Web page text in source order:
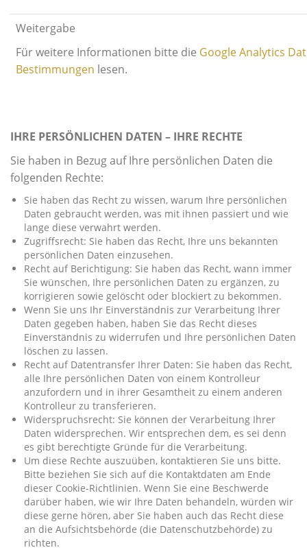
Weitergabe
Für weitere Informationen bitte die Google Analytics
Bestimmungen lesen.
IHRE PERSÖNLICHEN DATEN – IHRE RECHTE
Sie haben in Bezug auf Ihre persönlichen Daten die
folgenden Rechte:
Sie haben das Recht zu wissen, warum Ihre persönlichen
Daten gebraucht werden, was mit ihnen passiert und wie
lange diese verwahrt werden.
Zugriffsrecht: Sie haben das Recht, Ihre uns bekannten
persönlichen Daten einzusehen.
Recht auf Berichtigung: Sie haben das Recht, wann immer
Sie wünschen, Ihre persönlichen Daten zu ergänzen, zu
korrigieren sowie gelöscht oder blockiert zu bekommen.
Wenn Sie uns Ihr Einverständnis zur Verarbeitung Ihrer
Daten gegeben haben, haben Sie das Recht dieses
Einverständnis zu widerrufen und Ihre persönlichen Daten
löschen zu lassen.
Recht auf Datentransfer Ihrer Daten: Sie haben das Recht,
alle Ihre persönlichen Daten von einem Kontrolleur
anzufordern und in ihrer Gesamtheit zu einem anderen
Kontrolleur zu transferieren.
Widerspruchsrecht: Sie können der Verarbeitung Ihrer
Daten widersprechen. Wir entsprechen dem, es sei denn
es gibt berechtigte Gründe für die Verarbeitung.
Um diese Rechte auszuüben, kontaktieren Sie uns bitte.
Bitte beziehen Sie sich auf die Kontaktdaten am Ende
dieser Cookie-Richtlinien. Wenn Sie eine Beschwerde
darüber haben, wie wir Ihre Daten behandeln, würden wir
diese gerne hören, aber Sie haben auch das Recht diese
an die Aufsichtsbehörde (die Datenschutzbehörde) zu
richten.